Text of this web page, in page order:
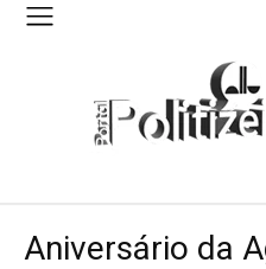
Aniversário da